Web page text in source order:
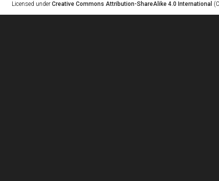
Licensed under Creative Commons Attribution-ShareAlike 4.0 International